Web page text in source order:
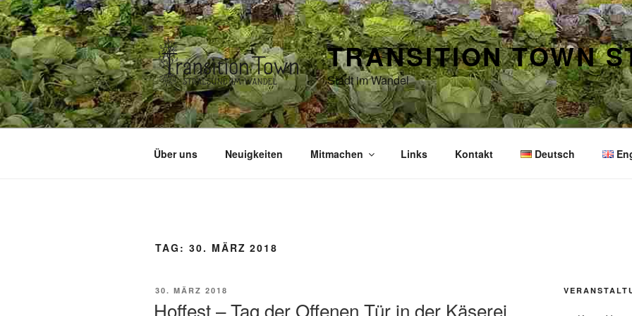
Zum
Inhalt
springen
TRANSITION TOWN
Stadt im Wandel
Über uns Neuigkeiten Mitmachen Links Kontakt Deutsch
TAG: 30. MÄRZ 2018
VERÖFFENTLICHT
30. MÄRZ 2018
Hoffest – Tag der Offenen Tür in der Käserei